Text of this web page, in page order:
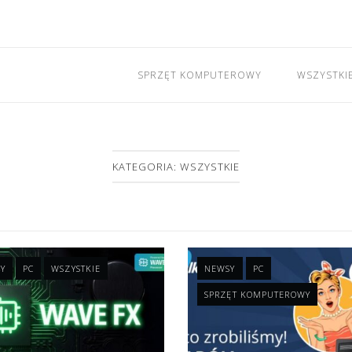
SPRZĘT KOMPUTEROWY
KATEGORIA: WSZYSTKIE
PC WSZYSTKIE NEWSY PC
SPRZĘT KOMPUTEROWY